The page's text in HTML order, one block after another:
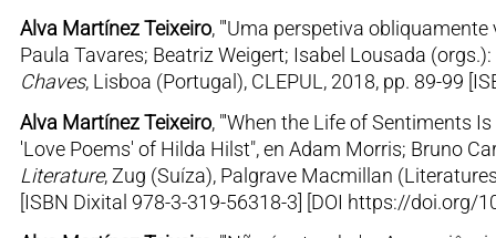
Alva Martínez Teixeiro, "'Uma perspetiva
Paula Tavares; Beatriz Weigert; Isabel Lousada (orgs.):
Chaves, Lisboa (Portugal), CLEPUL, 2018, pp. 89-99
Alva Martínez Teixeiro, "'When the Life of Sentiments
'Love Poems' of Hilda Hilst", en Adam Morris; Bruno
Literature, Zug (Suíza), Palgrave Macmillan
[ISBN Dixital 978-3-319-56318-3] [DOI https://doi.org/